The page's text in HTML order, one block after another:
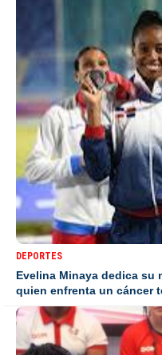
DEPORTES
Evelina Minaya dedica su
quien enfrenta un cáncer